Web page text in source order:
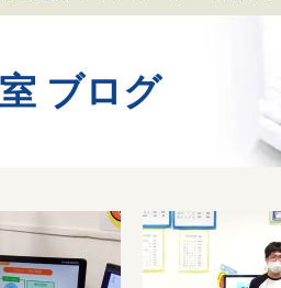
ブログ